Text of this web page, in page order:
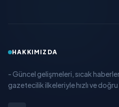
HAKKIMIZDA
- Güncel gelişmeleri, sıcak
gazetecilik ilkeleriyle hızlı ve